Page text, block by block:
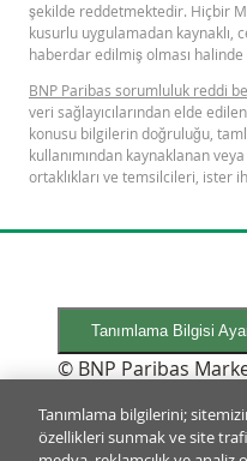
1,165
1,16
1,15
1,145
1,14
1,125
1,115
1,11
şekilde reddetmektedir. Hiçbir
kusurlu uygulamadan kaynaklı,
haberdar edilmiş olması
BNP Paribas sorumluluk reddi
veri sağlayıcılarından elde
konusu bilgilerin doğruluğu,
kullanımından kaynaklanan
ortaklıkları ve temsilcileri, ister
Tanımlama Bilgisi
© BNP Paribas
KOTASYON VERİLMEYEN
Tanımlama bilgilerini;
özellikleri sunmak ve site